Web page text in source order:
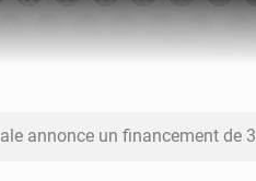
340 milliards FCFA pour soutenir les priorités de la Vision